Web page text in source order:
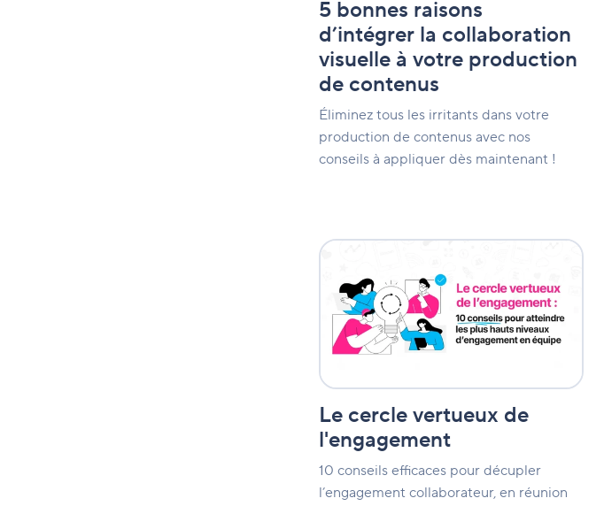
5 bonnes raisons
d’intégrer la collaboration
visuelle à votre production
de contenus
Éliminez tous les irritants dans votre
production de contenus avec nos
conseils à appliquer dès maintenant !
production
de
contenus
Le cercle vertueux de
l'engagement
10 conseils efficaces pour décupler
l’engagement collaborateur, en réunion
Le
vertueux
l'engagement